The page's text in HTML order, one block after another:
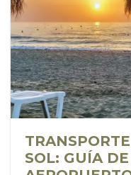
SOL: GUÍA